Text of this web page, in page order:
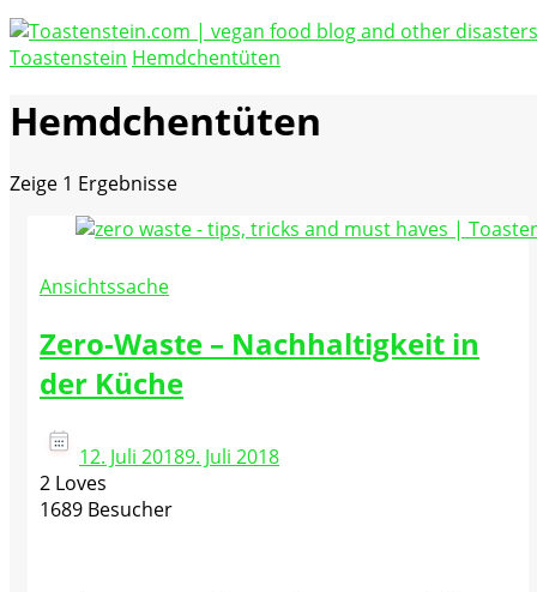
Toastenstein.com
Toastenstein Hemdchentüten
Hemdchentüten
Zeige 1 Ergebnisse
Ansichtssache
Zero-Waste – Nachhaltigkeit in
der Küche
12. Juli 20189. Juli 2018
2 Loves
1689 Besucher